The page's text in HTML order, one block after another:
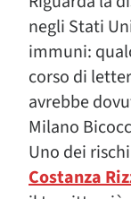
negli Stati
immuni:
corso di
avrebbe
Milano
Uno dei
Costanza